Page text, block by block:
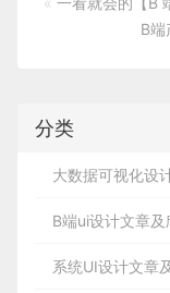
B
分类
大数据可视化设
B端ui设计文章
系统UI设计文章